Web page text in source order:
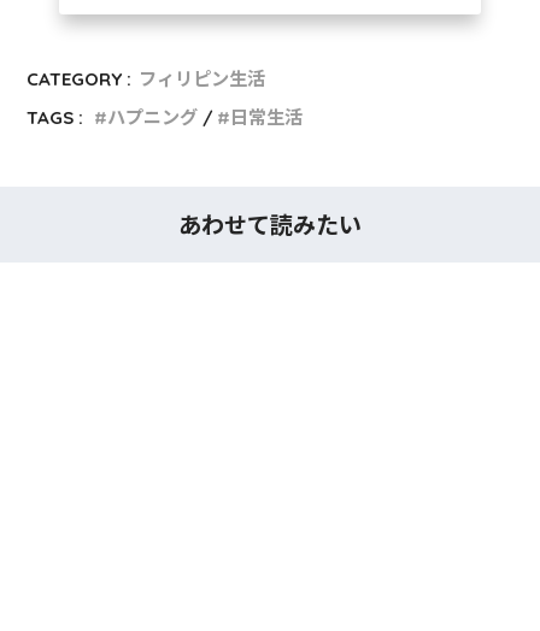
CATEGORY : フィリピン生活
TAGS :
ハプニング 日常生活
あわせて読みたい